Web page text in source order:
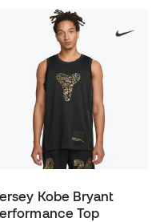
Kobe Bryant
Top